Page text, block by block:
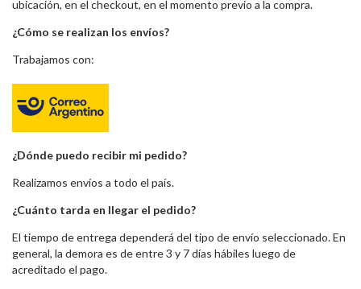
ubicación, en el checkout, en el momento previo a la compra.
¿Cómo se realizan los envíos?
Trabajamos con:
¿Dónde puedo recibir mi pedido?
Realizamos envíos a todo el país.
¿Cuánto tarda en llegar el pedido?
El tiempo de entrega dependerá del tipo de envío seleccionado. En
general, la demora es de entre 3 y 7 días hábiles luego de
acreditado el pago.